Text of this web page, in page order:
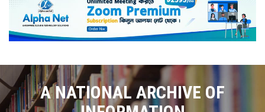
A NATIONAL ARCHIVE OF